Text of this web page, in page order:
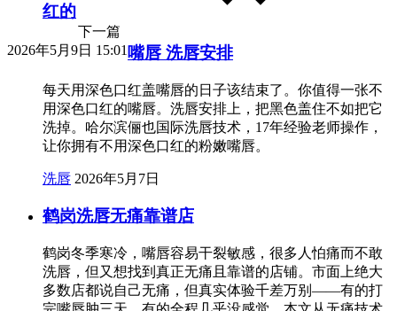
下一篇
2026年5月9日 15:01
红的
嘴唇 洗唇安排
每天用深色口红盖嘴唇的日子该结束了。你值得一张不
用深色口红的嘴唇。洗唇安排上，把黑色盖住不如把它
洗掉。哈尔滨俪也国际洗唇技术，17年经验老师操作，
让你拥有不用深色口红的粉嫩嘴唇。
洗唇 2026年5月7日
鹤岗洗唇无痛靠谱店
鹤岗冬季寒冷，嘴唇容易干裂敏感，很多人怕痛而不敢
洗唇，但又想找到真正无痛且靠谱的店铺。市面上绝大
多数店都说自己无痛，但真实体验千差万别——有的打